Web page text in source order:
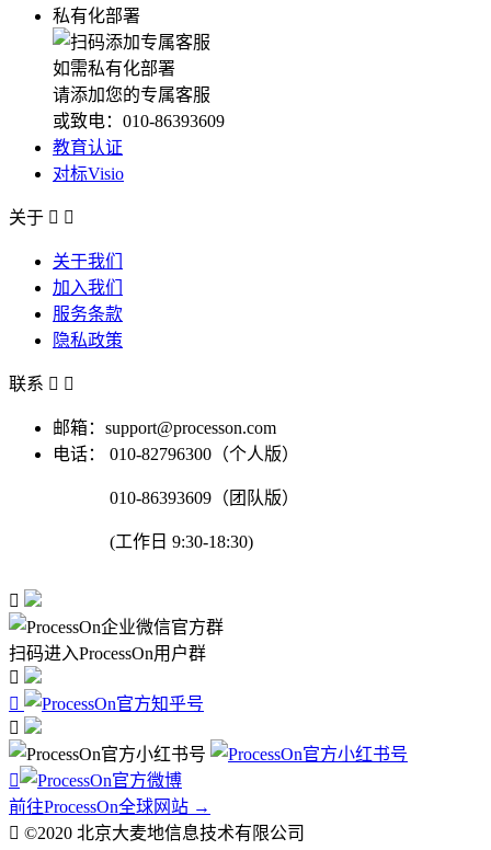
私有化部署
如需私有化部署
请添加您的专属客服
或致电：010-86393609
教育认证
对标Visio
关于  
关于我们
加入我们
服务条款
隐私政策
联系  
邮箱：support@processon.com
电话：
010-82796300（个人版）
010-86393609（团队版）
(工作日 9:30-18:30)

扫码进入ProcessOn用户群




前往ProcessOn全球网站 →
 ©2020 北京大麦地信息技术有限公司